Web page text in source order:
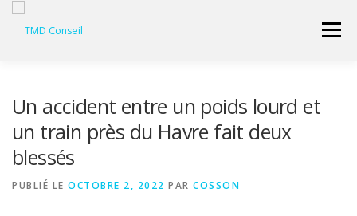
contenu
Menu
GESTION DES DÉCHETS
Un accident entre un poids lourd et
un train près du Havre fait deux
blessés
PUBLIÉ LE OCTOBRE 2, 2022 PAR COSSON